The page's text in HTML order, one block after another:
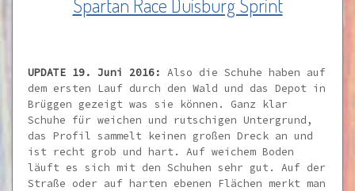
UPDATE 19. Juni 2016: Also die Schuhe haben auf
dem ersten Lauf durch den Wald und das Depot in
Brüggen gezeigt was sie können. Ganz klar
Schuhe für weichen und rutschigen Untergrund,
das Profil sammelt keinen großen Dreck an und
ist recht grob und hart. Auf weichem Boden
läuft es sich mit den Schuhen sehr gut. Auf der
Straße oder auf harten ebenen Flächen merkt man